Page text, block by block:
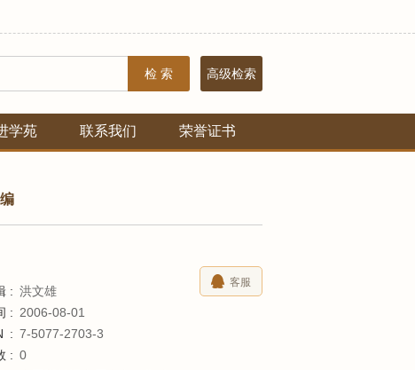
检 索 高级检索
学苑 联系我们 荣誉证书
洪文雄
2006-08-01
7-5077-2703-3
0
客服